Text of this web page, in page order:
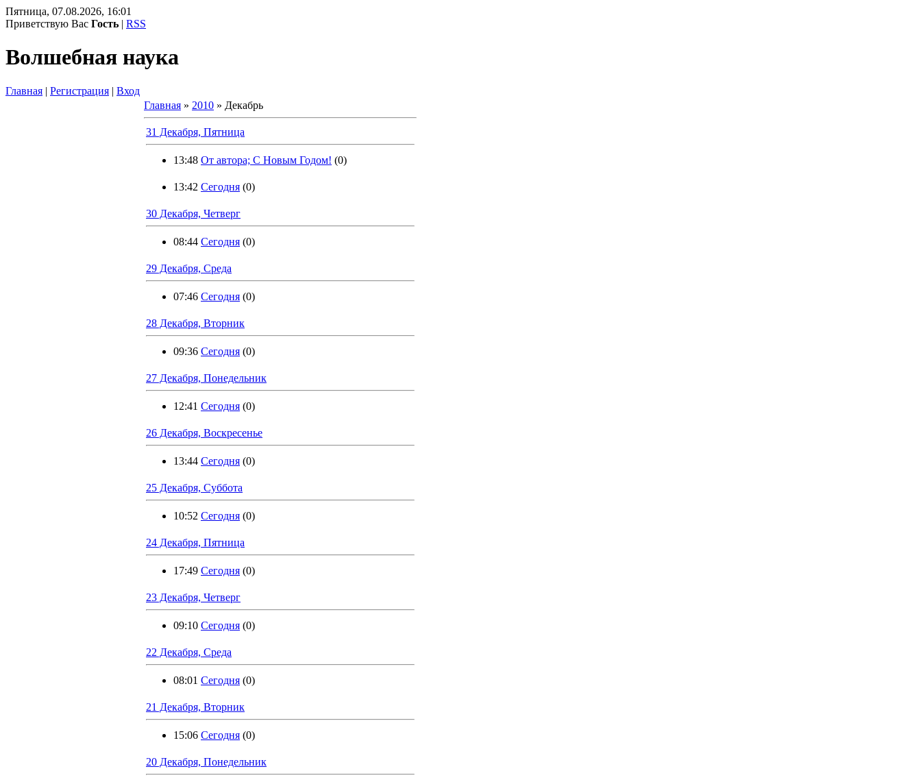
Пятница, 07.08.2026, 16:01
Приветствую Вас Гость | RSS
Волшебная наука
Главная | Регистрация | Вход
Главная » 2010 » Декабрь
31 Декабря, Пятница
13:48 От автора; С Новым Годом! (0)
13:42 Сегодня (0)
30 Декабря, Четверг
08:44 Сегодня (0)
29 Декабря, Среда
07:46 Сегодня (0)
28 Декабря, Вторник
09:36 Сегодня (0)
27 Декабря, Понедельник
12:41 Сегодня (0)
26 Декабря, Воскресенье
13:44 Сегодня (0)
25 Декабря, Суббота
10:52 Сегодня (0)
24 Декабря, Пятница
17:49 Сегодня (0)
23 Декабря, Четверг
09:10 Сегодня (0)
22 Декабря, Среда
08:01 Сегодня (0)
21 Декабря, Вторник
15:06 Сегодня (0)
20 Декабря, Понедельник